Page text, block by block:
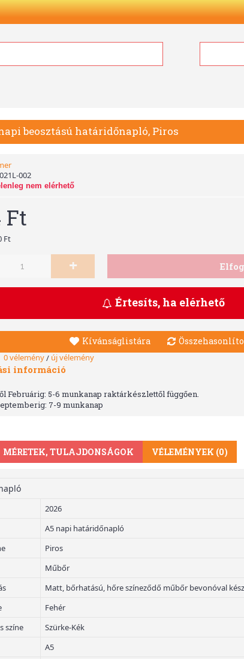
beosztású határidőnapló, Piros
002
nem elérhető
Ft
Ft
+
Értesíts, ha elérhető
Kívánságlistára
0 vélemény/ új vélemény
információ
Februárig: 5-6 munkanap raktárkészlettől függően.
7-9 munkanap
MÉRETEK, TULAJDONSÁGOK VÉLEMÉNYEK (0)
2026
A5 napi határidőnapló
Piros
Műbőr
Matt, bőrhatású, hőre színeződő műbőr bevonóval
Fehér
színe
Szürke-Kék
A5